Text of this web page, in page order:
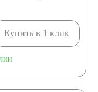
Купить в 1 клик